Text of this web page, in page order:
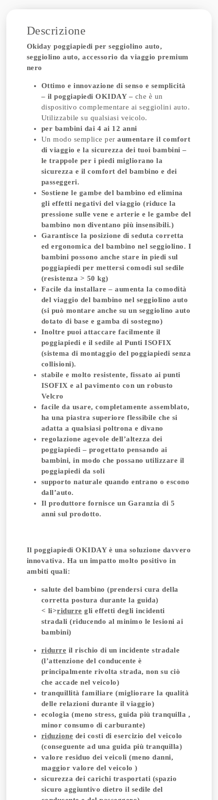
Descrizione
Okiday poggiapiedi per seggiolino auto,
seggiolino auto, accessorio da viaggio premium
nero
Ottimo e innovazione di senso e semplicità
– il poggiapiedi OKIDAY – che è un
dispositivo complementare ai seggiolini auto.
Utilizzabile su qualsiasi veicolo.
per bambini dai 4 ai 12 anni
Un modo semplice peraumentare il comfort
di viaggio e la sicurezza dei tuoi bambini –
le trappole per i piedi migliorano la
sicurezza e il comfort del bambino e dei
passeggeri.
Sostiene le gambe del bambino edelimina
gli effetti negativi del viaggio (riduce la
pressione sulle vene e arterie e le gambe del
bambino non diventano più insensibili.)
Garantisce la posizione di seduta corretta
ed ergonomica del bambino nel seggiolino. I
bambini possono anche stare in piedi sul
poggiapiedi per mettersi comodi sul sedile
(resistenza > 50 kg)
Facile da installare – aumenta la comodità
del viaggio del bambino nel seggiolino auto
(si può montare anche su un seggiolino auto
dotato di base e gamba di sostegno)
Inoltre puoiattaccare facilmente il
poggiapiedi e il sedile al Punti ISOFIX
(sistema di montaggio del poggiapiedi senza
collisioni).
stabile e molto resistente, fissato ai punti
ISOFIX e al pavimento con un robusto
Velcro
facile da usare, completamente assemblato,
ha una piastra superiore flessibile che si
adatta a qualsiasi poltrona e divano
regolazione agevole dell’altezza dei
poggiapiedi – progettato pensando ai
bambini, in modo che possano utilizzare il
poggiapiedi da soli
supporto naturale quando entrano o escono
dall’auto.
Il produttore fornisce un Garanzia di 5
anni sul prodotto.
Il poggiapiedi OKIDAY è una soluzione davvero
innovativa. Ha un impatto molto positivo in
ambiti quali:
salute del bambino (prendersi cura della
corretta postura durante la guida)
< li>ridurre gli effetti degli incidenti
stradali (riducendo al minimo le lesioni ai
bambini)
ridurre il rischio di un incidente stradale
(l’attenzione del conducente è
principalmente rivolta strada, non su ciò
che accade nel veicolo)
tranquillità familiare (migliorare la qualità
delle relazioni durante il viaggio)
ecologia(meno stress, guida più tranquilla ,
minor consumo di carburante)
riduzione dei costi di esercizio del veicolo
(conseguente ad una guida più tranquilla)
valore residuo dei veicoli (meno danni,
maggior valore del veicolo )
sicurezza dei carichi trasportati (spazio
sicuro aggiuntivo dietro il sedile del